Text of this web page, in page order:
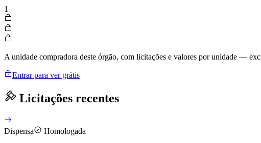
1
A unidade compradora deste órgão, com licitações e valores por unidade —
Entrar para ver grátis
Licitações recentes
Dispensa
Homologada